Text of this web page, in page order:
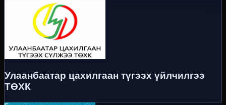
Улаанбаатар цахилгаан түгээх үйлчилгээ
ТӨХК